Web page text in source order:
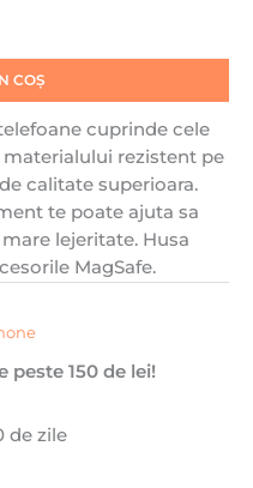
COȘ
cuprinde cele
rezistent pe
calitate superioara.
te poate ajuta sa
lejeritate. Husa
MagSafe.
peste 150 de lei!
de zile